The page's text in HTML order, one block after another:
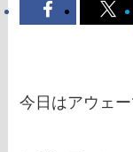
今日はアウェ